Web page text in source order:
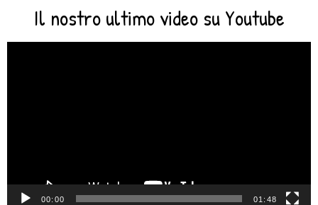
Il nostro ultimo video su Youtube
00:00 01:48